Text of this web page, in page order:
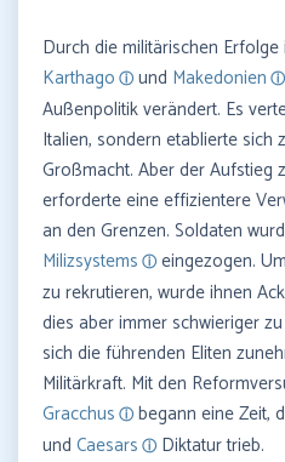
Durch die militärischen
Karthago
und Makedonien
Außenpolitik verändert. Es
Italien, sondern etablierte sich
Großmacht. Aber der Aufstieg
erforderte eine effizientere
an den Grenzen. Soldaten
Milizsystems
eingezogen.
zu rekrutieren, wurde ihnen
dies aber immer schwieriger
sich die führenden Eliten
Militärkraft. Mit den
Gracchus
begann eine Zeit,
und Caesars Diktatur trieb.